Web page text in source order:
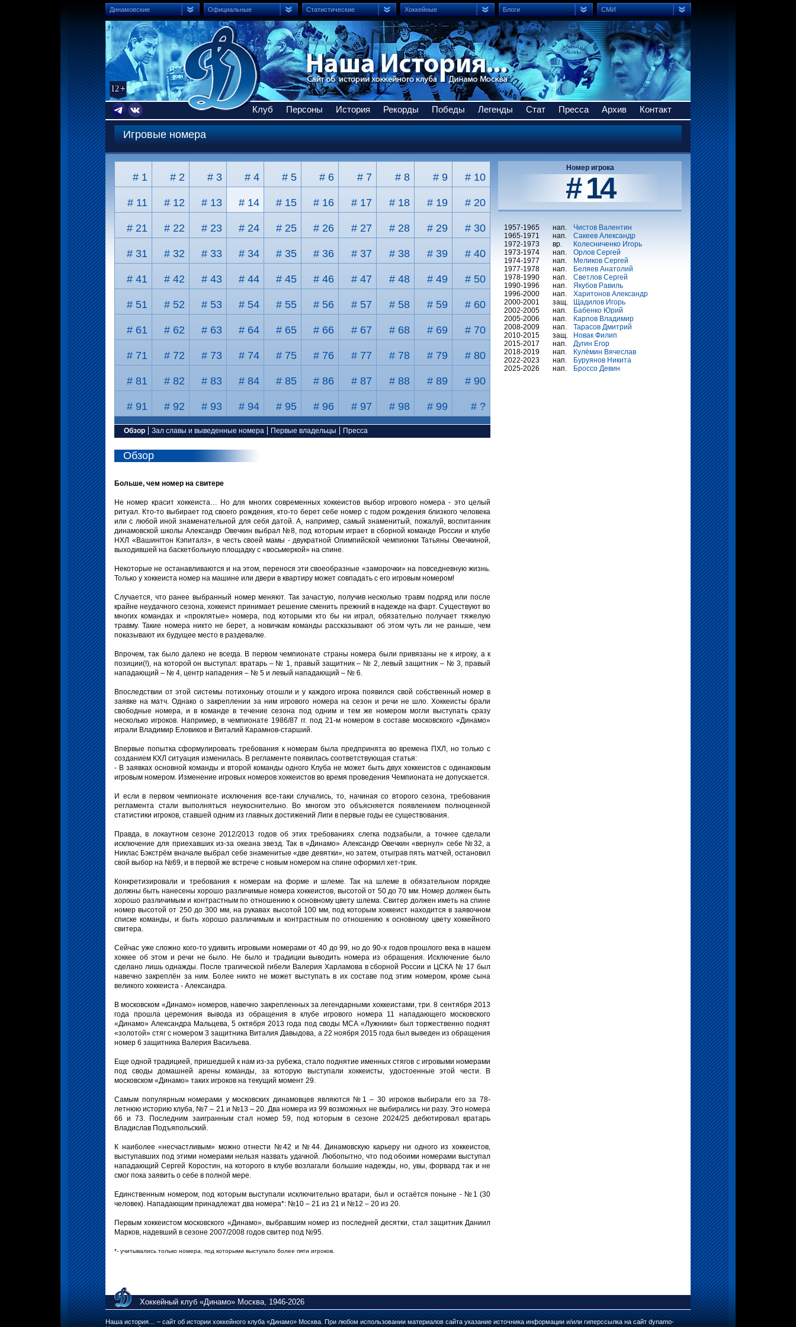
Динамовские Официальные Статистические Хоккейные Блоги СМИ
Клуб Персоны История Рекорды Победы Легенды Стат Пресса Архив Контакт
Игровые номера
# 1 # 2 # 3 # 4 # 5 # 6 # 7 # 8 # 9 # 10
# 11 # 12 # 13 # 14 # 15 # 16 # 17 # 18 # 19 # 20
# 21 # 22 # 23 # 24 # 25 # 26 # 27 # 28 # 29 # 30
# 31 # 32 # 33 # 34 # 35 # 36 # 37 # 38 # 39 # 40
# 41 # 42 # 43 # 44 # 45 # 46 # 47 # 48 # 49 # 50
# 51 # 52 # 53 # 54 # 55 # 56 # 57 # 58 # 59 # 60
# 61 # 62 # 63 # 64 # 65 # 66 # 67 # 68 # 69 # 70
# 71 # 72 # 73 # 74 # 75 # 76 # 77 # 78 # 79 # 80
# 81 # 82 # 83 # 84 # 85 # 86 # 87 # 88 # 89 # 90
# 91 # 92 # 93 # 94 # 95 # 96 # 97 # 98 # 99 # ?
Обзор
Обзор
Больше, чем номер на свитере
Не номер красит хоккеиста… Но для многих современных хоккеистов выбор игрового номера - это целый
ритуал. Кто-то выбирает год своего рождения, кто-то берет себе номер с годом рождения близкого человека
или с любой иной знаменательной для себя датой. А, например, самый знаменитый, пожалуй, воспитанник
динамовской школы Александр Овечкин выбрал №8, под которым играет в сборной команде России и клубе
НХЛ «Вашингтон Кэпиталз», в честь своей мамы - двукратной Олимпийской чемпионки Татьяны Овечкиной,
выходившей на баскетбольную площадку с «восьмеркой» на спине.
Некоторые не останавливаются и на этом, перенося эти своеобразные «заморочки» на повседневную жизнь.
Только у хоккеиста номер на машине или двери в квартиру может совпадать с его игровым номером!
Случается, что ранее выбранный номер меняют. Так зачастую, получив несколько травм подряд или после
крайне неудачного сезона, хоккеист принимает решение сменить прежний в надежде на фарт. Существуют во
многих командах и «проклятые» номера, под которыми кто бы ни играл, обязательно получает тяжелую
травму. Такие номера никто не берет, а новичкам команды рассказывают об этом чуть ли не раньше, чем
показывают их будущее место в раздевалке.
Впрочем, так было далеко не всегда. В первом чемпионате страны номера были привязаны не к игроку, а к
позиции(!), на которой он выступал: вратарь – № 1, правый защитник – № 2, левый защитник – № 3, правый
нападающий – № 4, центр нападения – № 5 и левый нападающий – № 6.
Впоследствии от этой системы потихоньку отошли и у каждого игрока появился свой собственный номер в
заявке на матч. Однако о закреплении за ним игрового номера на сезон и речи не шло. Хоккеисты брали
свободные номера, и в команде в течение сезона под одним и тем же номером могли выступать сразу
несколько игроков. Например, в чемпионате 1986/87 гг. под 21-м номером в составе московского «Динамо»
играли Владимир Еловиков и Виталий Карамнов-старший.
Впервые попытка сформулировать требования к номерам была предпринята во времена ПХЛ, но только с
созданием КХЛ ситуация изменилась. В регламенте появилась соответствующая статья:
- В заявках основной команды и второй команды одного Клуба не может быть двух хоккеистов с одинаковым
игровым номером. Изменение игровых номеров хоккеистов во время проведения Чемпионата не допускается.
И если в первом чемпионате исключения все-таки случались, то, начиная со второго сезона, требования
регламента стали выполняться неукоснительно. Во многом это объясняется появлением полноценной
статистики игроков, ставшей одним из главных достижений Лиги в первые годы ее существования.
Правда, в локаутном сезоне 2012/2013 годов об этих требованиях слегка подзабыли, а точнее сделали
исключение для приехавших из-за океана звезд. Так в «Динамо» Александр Овечкин «вернул» себе №32, а
Никлас Бэкстрём вначале выбрал себе знаменитые «две девятки», но затем, отыграв пять матчей, остановил
свой выбор на №69, и в первой же встрече с новым номером на спине оформил хет-трик.
Конкретизировали и требования к номерам на форме и шлеме. Так на шлеме в обязательном порядке
должны быть нанесены хорошо различимые номера хоккеистов, высотой от 50 до 70 мм. Номер должен быть
хорошо различимым и контрастным по отношению к основному цвету шлема. Свитер должен иметь на спине
номер высотой от 250 до 300 мм, на рукавах высотой 100 мм, под которым хоккеист находится в заявочном
списке команды, и быть хорошо различимым и контрастным по отношению к основному цвету хоккейного
свитера.
Сейчас уже сложно кого-то удивить игровыми номерами от 40 до 99, но до 90-х годов прошлого века в нашем
хоккее об этом и речи не было. Не было и традиции выводить номера из обращения. Исключение было
сделано лишь однажды. После трагической гибели Валерия Харламова в сборной России и ЦСКА № 17 был
навечно закреплён за ним. Более никто не может выступать в их составе под этим номером, кроме сына
великого хоккеиста - Александра.
В московском «Динамо» номеров, навечно закрепленных за легендарными хоккеистами, три. 8 сентября 2013
года прошла церемония вывода из обращения в клубе игрового номера 11 нападающего московского
«Динамо» Александра Мальцева, 5 октября 2013 года под своды МСА «Лужники» был торжественно поднят
«золотой» стяг с номером 3 защитника Виталия Давыдова, а 22 ноября 2015 года был выведен из обращения
номер 6 защитника Валерия Васильева.
Еще одной традицией, пришедшей к нам из-за рубежа, стало поднятие именных стягов с игровыми номерами
под своды домашней арены команды, за которую выступали хоккеисты, удостоенные этой чести. В
московском «Динамо» таких игроков на текущий момент 29.
Самым популярным номерами у московских динамовцев являются №1 – 30 игроков выбирали его за 78-
летнюю историю клуба, №7 – 21 и №13 – 20. Два номера из 99 возможных не выбирались ни разу. Это номера
66 и 73. Последним заигранным стал номер 59, под которым в сезоне 2024/25 дебютировал вратарь
Владислав Подъяпольский.
К наиболее «несчастливым» можно отнести №42 и №44. Динамовскую карьеру ни одного из хоккеистов,
выступавших под этими номерами нельзя назвать удачной. Любопытно, что под обоими номерами выступал
нападающий Сергей Коростин, на которого в клубе возлагали большие надежды, но, увы, форвард так и не
смог пока заявить о себе в полной мере.
Единственным номером, под которым выступали исключительно вратари, был и остаётся поныне - №1 (30
человек). Нападающим принадлежат два номера*: №10 – 21 из 21 и №12 – 20 из 20.
Первым хоккеистом московского «Динамо», выбравшим номер из последней десятки, стал защитник Даниил
Марков, надевший в сезоне 2007/2008 годов свитер под №95.
*- учитывались только номера, под которыми выступало более пяти игроков.
Зал славы и выведенные номера Первые владельцы Пресса
Номер игрока
# 14
1957-1965 нап.
Чистов Валентин
1965-1971
нап.
Сакеев Александр
1972-1973
вр.
Колесниченко Игорь
1973-1974
нап.
Орлов Сергей
1974-1977
нап.
Меликов Сергей
1977-1978
нап.
Беляев Анатолий
1978-1990
нап.
Светлов Сергей
1990-1996
нап.
Якубов Равиль
1996-2000
нап.
Харитонов Александр
2000-2001
защ.
Щадилов Игорь
2002-2005
нап.
Бабенко Юрий
2005-2006
нап.
Карпов Владимир
2008-2009
нап.
Тарасов Дмитрий
2010-2015
защ.
Новак Филип
2015-2017
нап.
Дугин Егор
2018-2019
нап.
Кулёмин Вячеслав
2022-2023
нап.
Буруянов Никита
2025-2026
нап. Броссо Девин
Хоккейный клуб «Динамо» Москва, 1946-2026
Наша история… – сайт об истории хоккейного клуба «Динамо» Москва. При любом использовании материалов сайта указание источника информации и/или гиперссылка на сайт dynamo-